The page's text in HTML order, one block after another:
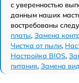
с уверенностью
данным наших
востребованы
платы, Замена
Чистка от пыли,
Настройка BIOS,
питания, Замена